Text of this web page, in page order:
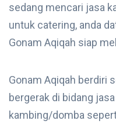
sedang mencari jasa
untuk catering, anda
Gonam Aqiqah siap
Gonam Aqiqah berdiri
bergerak di bidang
kambing/domba